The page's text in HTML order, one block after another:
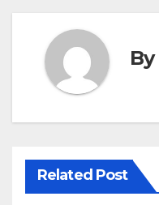
ー
シ
By
Related Post